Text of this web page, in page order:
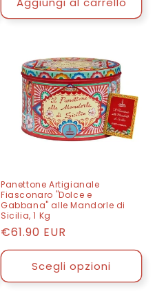
Panettone Artigianale
Fiasconaro "Dolce e
Gabbana" alle Mandorle di
Sicilia, 1 Kg
Prezzo
di
listino
€61.90 EUR
Scegli opzioni